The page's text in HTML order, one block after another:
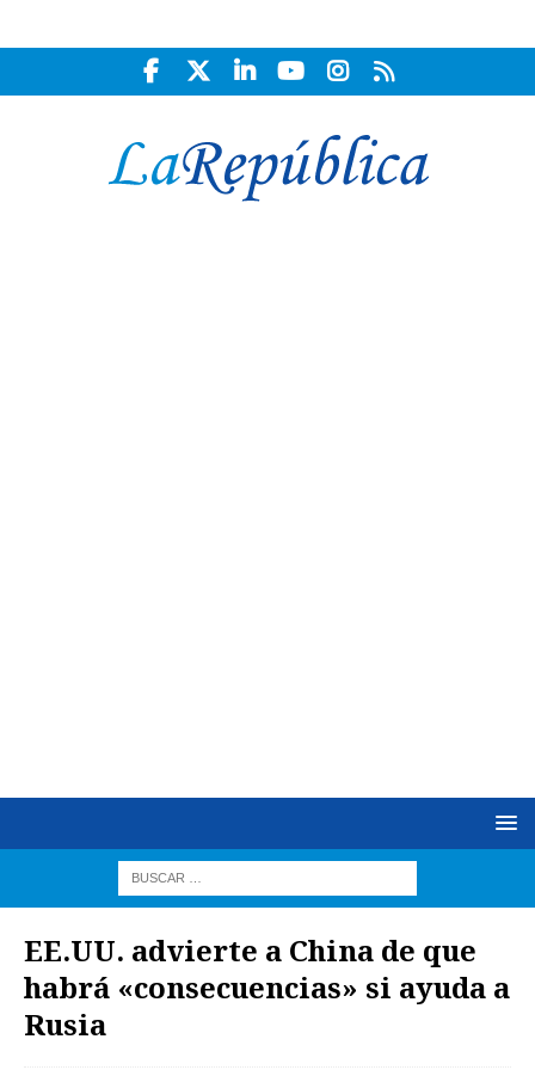
EE.UU. advierte a China de que
habrá «consecuencias» si ayuda a
Rusia